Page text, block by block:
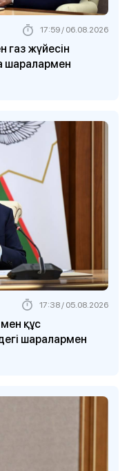
жүйесін
шаралармен
17:59 / 06.08.2026
құс
шаралармен
17:38 / 05.08.2026